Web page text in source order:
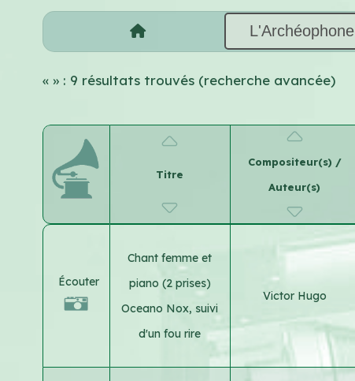
L'Archéophone
« » : 9 résultats trouvés (recherche avancée)
Titre
Compositeur(s) /
Auteur(s)
Écouter
Chant femme et
piano (2 prises)
Oceano Nox, suivi
d'un fou rire
Victor Hugo